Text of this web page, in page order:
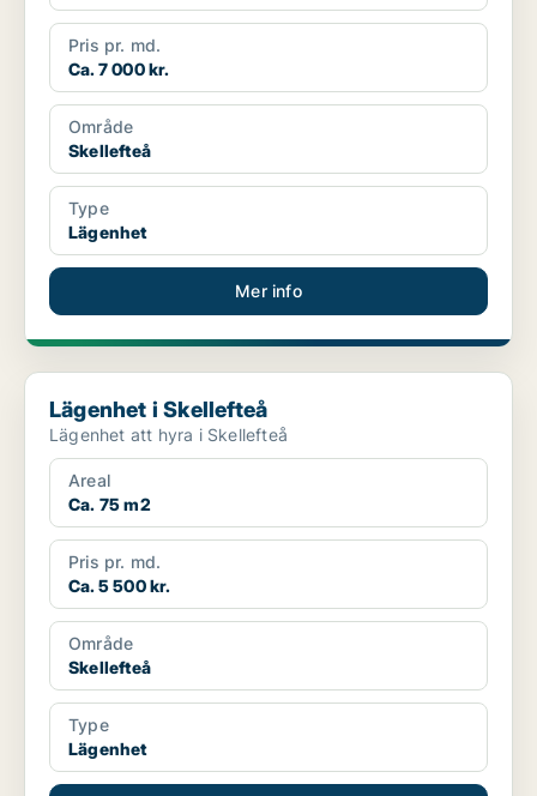
Pris pr. md.
Ca. 7 000 kr.
Område
Skellefteå
Type
Lägenhet
Mer info
Lägenhet i Skellefteå
Lägenhet i Skellefteå
Lägenhet att hyra i Skellefteå
Areal
Ca. 75 m2
Pris pr. md.
Ca. 5 500 kr.
Område
Skellefteå
Type
Lägenhet